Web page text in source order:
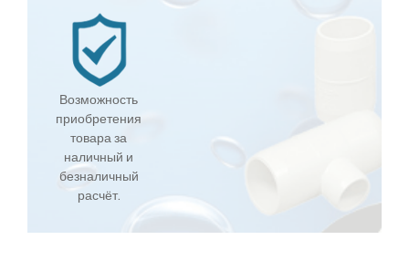
Возможность
приобретения
товара за
наличный и
безналичный
расчёт.